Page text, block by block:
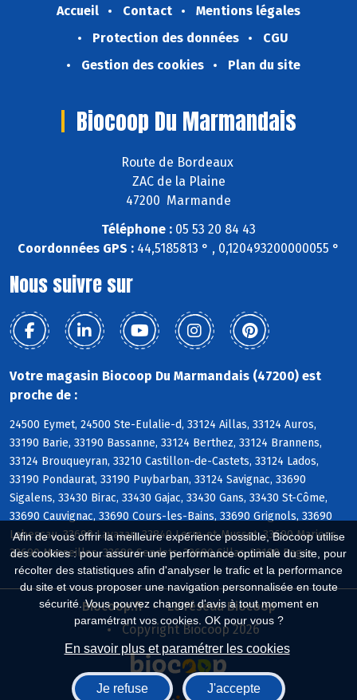
Afin de vous offrir la meilleure expérience possible, Biocoop utilise
des cookies : pour assurer une performance optimale du site, pour
récolter des statistiques afin d'analyser le trafic et la performance
du site et vous proposer une navigation personnalisée en toute
sécurité. Vous pouvez changer d'avis à tout moment en
paramétrant vos cookies. OK pour vous ?
En savoir plus et paramétrer les cookies
Je refuse J'accepte
Accueil Contact
Mentions légales
Protection des données
CGU
Gestion des cookies
Plan du site
Biocoop Du Marmandais
Route de Bordeaux
ZAC de la Plaine
47200 Marmande
Téléphone : 05 53 20 84 43
Coordonnées GPS : 44,5185813 ° , 0,120493200000055 °
Nous suivre sur
Votre magasin Biocoop Du Marmandais (47200) est
proche de :
24500 Eymet, 24500 Ste-Eulalie-d, 33124 Aillas, 33124 Auros,
33190 Barie, 33190 Bassanne, 33124 Berthez, 33124 Brannens,
33124 Brouqueyran, 33210 Castillon-de-Castets, 33124 Lados,
33190 Pondaurat, 33190 Puybarban, 33124 Savignac, 33690
Sigalens, 33430 Birac, 33430 Gajac, 33430 Gans, 33430 St-Côme,
33690 Cauvignac, 33690 Cours-les-Bains, 33690 Grignols, 33690
Labescau, 33690 Lavazan, 33840 Lerm-et-Musset, 33690 Marions,
33690 Masseilles, 33690 Sendets, 33690 Sillas, 33190 Bagas
Biocoop.fr
Le réseau Biocoop
Copyright Biocoop 2026